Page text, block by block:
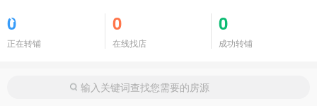
0
正在转铺
0
在线找店
0
成功转铺